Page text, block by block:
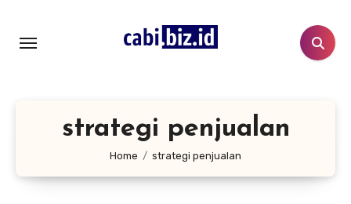
konten
strategi penjualan
Home strategi penjualan